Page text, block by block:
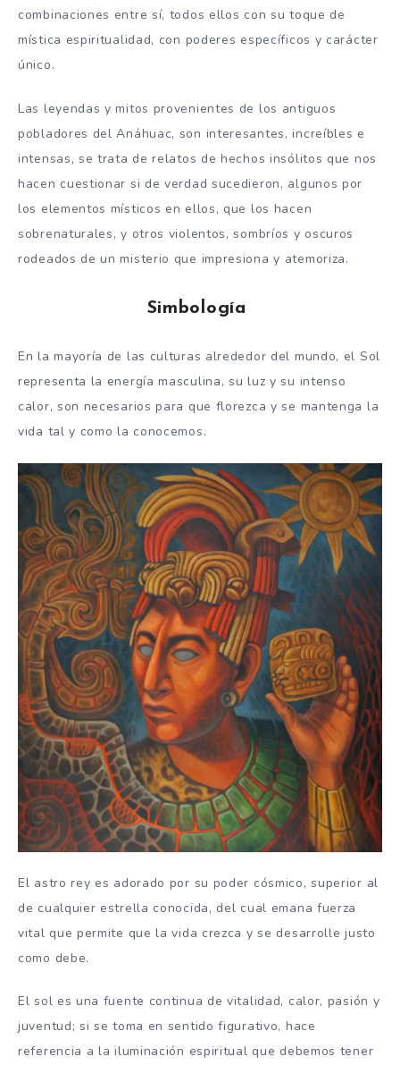
combinaciones entre sí, todos ellos con su toque de
mística espiritualidad, con poderes específicos y carácter
único.
Las leyendas y mitos provenientes de los antiguos
pobladores del Anáhuac, son interesantes, increíbles e
intensas, se trata de relatos de hechos insólitos que nos
hacen cuestionar si de verdad sucedieron, algunos por
los elementos místicos en ellos, que los hacen
sobrenaturales, y otros violentos, sombríos y oscuros
rodeados de un misterio que impresiona y atemoriza.
Simbología
En la mayoría de las culturas alrededor del mundo, el Sol
representa la energía masculina, su luz y su intenso
calor, son necesarios para que florezca y se mantenga la
vida tal y como la conocemos.
El astro rey es adorado por su poder cósmico, superior al
de cualquier estrella conocida, del cual emana fuerza
vital que permite que la vida crezca y se desarrolle justo
como debe.
El sol es una fuente continua de vitalidad, calor, pasión y
juventud; si se toma en sentido figurativo, hace
referencia a la iluminación espiritual que debemos tener